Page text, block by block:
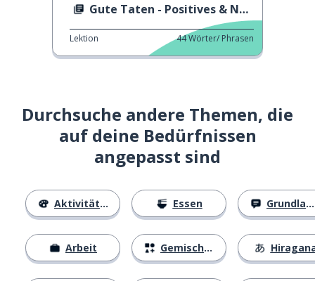
Gute Taten - Positives & Negatives
Lektion 44Wörter/ Phrasen
Durchsuche andere Themen, die
auf deine Bedürfnissen
angepasst sind
Aktivitäten
Arbeit
Essen
Gemischtes
Grundlagen